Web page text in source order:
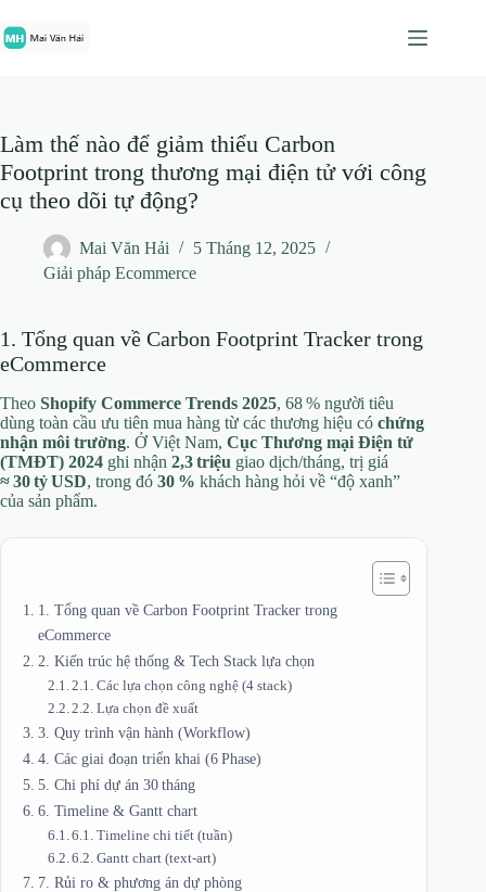
đến
phần
Làm thế nào để giảm thiểu Carbon
Footprint trong thương mại điện tử với công
cụ theo dõi tự động?
Mai Văn Hải
5 Tháng 12, 2025
Giải pháp Ecommerce
1. Tổng quan về Carbon Footprint Tracker trong
eCommerce
Theo Shopify Commerce Trends 2025, 68 % người tiêu
dùng toàn cầu ưu tiên mua hàng từ các thương hiệu có chứng
nhận môi trường. Ở Việt Nam, Cục Thương mại Điện tử
(TMĐT) 2024 ghi nhận 2,3 triệu giao dịch/tháng, trị giá
≈ 30 tỷ USD, trong đó 30 % khách hàng hỏi về “độ xanh”
của sản phẩm.
1. Tổng quan về Carbon Footprint Tracker trong
eCommerce
2. Kiến trúc hệ thống & Tech Stack lựa chọn
2.1. Các lựa chọn công nghệ (4 stack)
2.2. Lựa chọn đề xuất
3. Quy trình vận hành (Workflow)
4. Các giai đoạn triển khai (6 Phase)
5. Chi phí dự án 30 tháng
6. Timeline & Gantt chart
6.1. Timeline chi tiết (tuần)
6.2. Gantt chart (text‑art)
7. Rủi ro & phương án dự phòng